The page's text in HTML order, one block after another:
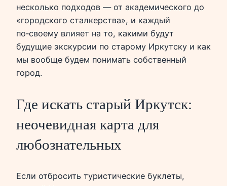
несколько подходов — от академического до
«городского сталкерства», и каждый
по‑своему влияет на то, какими будут
будущие экскурсии по старому Иркутску и как
мы вообще будем понимать собственный
город.
Где искать старый Иркутск:
неочевидная карта для
любознательных
Если отбросить туристические буклеты,